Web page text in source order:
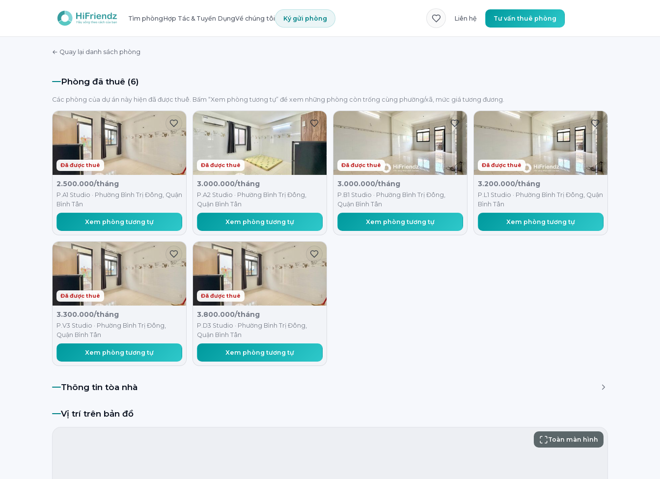
Tìm phòngHợp Tác & Tuyển DụngVề chúng tôi Ký gửi phòng Liên hệ Tư vấn thuê phòng
← Quay lại danh sách phòng
Phòng đã thuê (6)
Các phòng của dự án này hiện đã được thuê. Bấm “Xem phòng tương tự” để xem những phòng còn trống cùng phường/xã, mức giá tương đương.
Đã được thuê
2.500.000/tháng
P.A1 Studio · Phường Bình Trị Đông, Quận
Bình Tân
Xem phòng tương tự
Đã được thuê
3.000.000/tháng
P.A2 Studio · Phường Bình Trị Đông,
Quận Bình Tân
Xem phòng tương tự
Đã được thuê
3.000.000/tháng
P.B1 Studio · Phường Bình Trị Đông,
Quận Bình Tân
Xem phòng tương tự
Đã được thuê
3.200.000/tháng
P.L1 Studio · Phường Bình Trị Đông, Quận
Bình Tân
Xem phòng tương tự
Đã được thuê
3.300.000/tháng
P.V3 Studio · Phường Bình Trị Đông,
Quận Bình Tân
Xem phòng tương tự
Đã được thuê
3.800.000/tháng
P.D3 Studio · Phường Bình Trị Đông,
Quận Bình Tân
Xem phòng tương tự
Thông tin tòa nhà
Vị trí trên bản đồ
Toàn màn hình